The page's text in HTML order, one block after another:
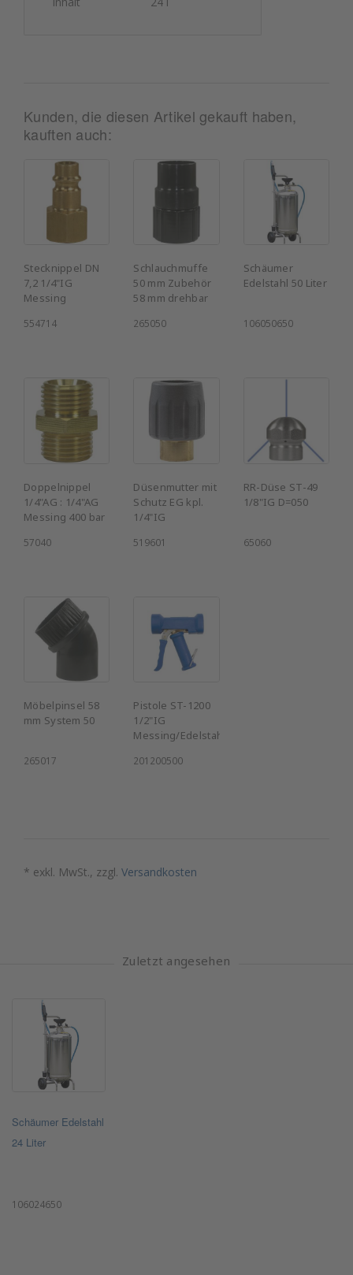
Kunden, die diesen Artikel gekauft haben,
kauften auch:
Stecknippel DN
7,2 1/4"IG
Messing
554714
Schlauchmuffe
50 mm Zubehör
58 mm drehbar
265050
Schäumer
Edelstahl 50 Liter
106050650
Doppelnippel
1/4"AG : 1/4"AG
Messing 400 bar
57040
Düsenmutter mit
Schutz EG kpl.
1/4"IG
519601
RR-Düse ST-49
1/8"IG D=050
65060
Möbelpinsel 58
mm System 50
265017
Pistole ST-1200
1/2"IG
Messing/Edelstahl
201200500
* exkl. MwSt., zzgl. Versandkosten
Zuletzt angesehen
Schäumer Edelstahl
24 Liter
106024650